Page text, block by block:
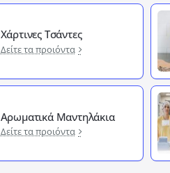
Χάρτινες Τσάντες
Δείτε τα προιόντα
Αρωματικά Μαντηλάκια
Δείτε τα προιόντα